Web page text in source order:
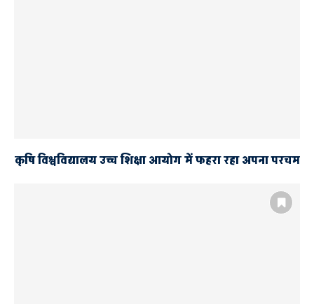
कृषि विश्वविद्यालय उच्च शिक्षा आयोग में फहरा रहा अपना परचम